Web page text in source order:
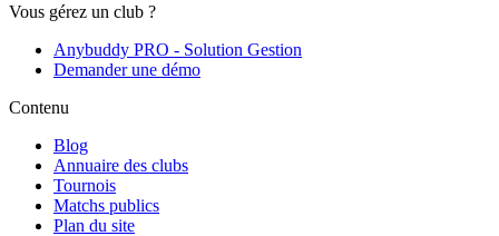
Vous gérez un club ?
Anybuddy PRO - Solution Gestion
Demander une démo
Contenu
Blog
Annuaire des clubs
Tournois
Matchs publics
Plan du site